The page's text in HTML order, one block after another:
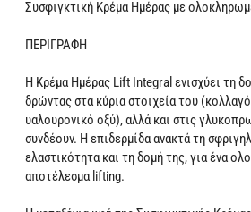
Συσφιγκτική Κρέμα Ημέρας με
ΠΕΡΙΓΡΑΦΗ
Η Κρέμα Ημέρας Lift Integral ενισχύει τη
δρώντας στα κύρια στοιχεία του
υαλουρονικό οξύ), αλλά και στις
συνδέουν. Η επιδερμίδα ανακτά τη
ελαστικότητα και τη δομή της, για ένα
αποτέλεσμα lifting.